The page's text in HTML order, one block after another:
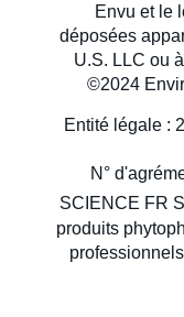
Envu et le
déposées
U.S. LLC ou
©2024
Entité légale :
N°
SCIENCE FR
produits